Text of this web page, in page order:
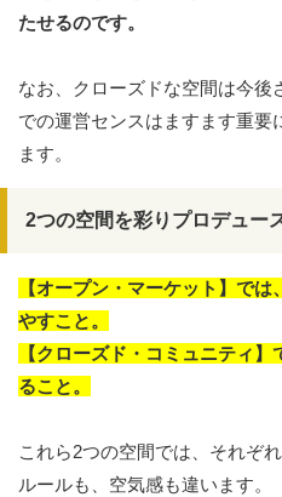
たせるのです。
なお、クローズドな空間は今後
での運営センスはますます重要
ます。
2つの空間を彩りプロデュー
【オープン・マーケット】で
やすこと。
【クローズド・コミュニティ
ること。
これら2つの空間では、それぞ
ルールも、空気感も違います。